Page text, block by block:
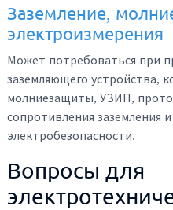
Заземление,
электроизмерения
Может потребоваться при
заземляющего устройства,
молниезащиты, УЗИП,
сопротивления заземления
электробезопасности.
Вопросы для